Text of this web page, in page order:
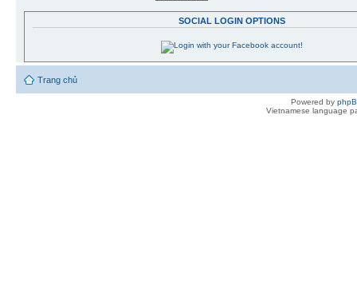
SOCIAL LOGIN OPTIONS
Trang chủ
Powered by
Vietnamese language